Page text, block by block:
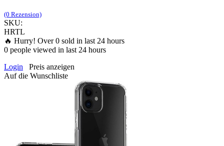
(0 Rezension)
SKU:
HRTL
🔥 Hurry! Over0 sold in last 24 hours
0 people viewed in last 24 hours
Login
Preis anzeigen
Auf die Wunschliste